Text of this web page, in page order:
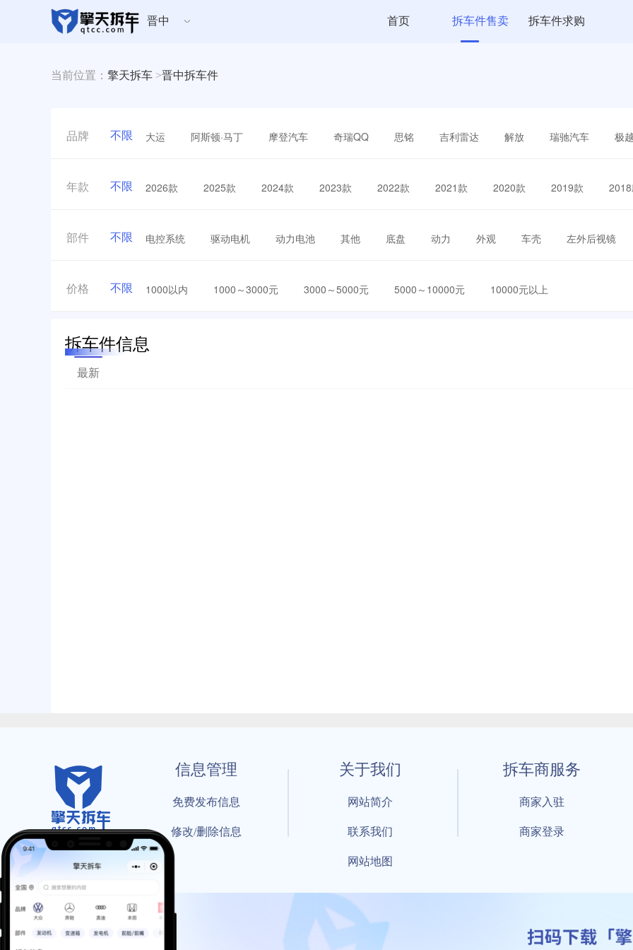
晋中 首页 拆车件售卖 拆车件求购
当前位置： 擎天拆车 >晋中拆车件
品牌 不限 大运 阿斯顿·马丁 摩登汽车 奇瑞QQ 思铭 吉利雷达 解放 瑞驰汽车 极
年款 不限 2026款 2025款 2024款 2023款 2022款 2021款 2020款 2019款
部件 不限 电控系统 驱动电机 动力电池 其他 底盘 动力 外观 车壳 左外后视镜
价格 不限 1000以内 1000～3000元 3000～5000元 5000～10000元 10000元以上
拆车件信息
最新
信息管理
免费发布信息
修改/删除信息
关于我们
网站简介
联系我们
网站地图
拆车商服务
商家入驻
商家登录
© 2021 By 擎天拆车-买卖拆车件，擎天拆车好省快 All Rights Reserved
工信部备案号：鲁ICP备18021004号-17 公安部备案号： 鲁公网安备